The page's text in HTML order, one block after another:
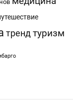
тренд туризм